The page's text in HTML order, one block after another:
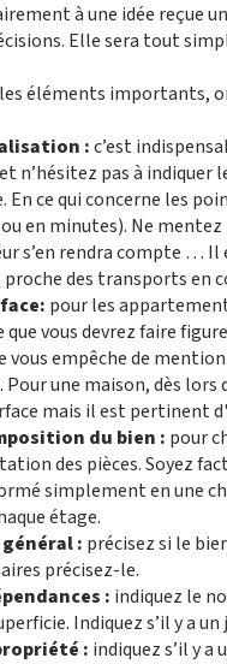
à une idée reçue
Elle sera tout
éléments importants,
:c’est
n’hésitez pas à indiquer
En ce qui concerne les
en minutes). Ne mentez
s’en rendra compte …
des transports en
pour les
que vous devrez faire
vous empêche de
Pour une maison, dès
mais il est pertinent
du bien : pour
des pièces. Soyez
simplement en une
étage.
général : précisez si le
précisez-le.
: indiquez le
Indiquez s’il y a
: indiquez s’il y